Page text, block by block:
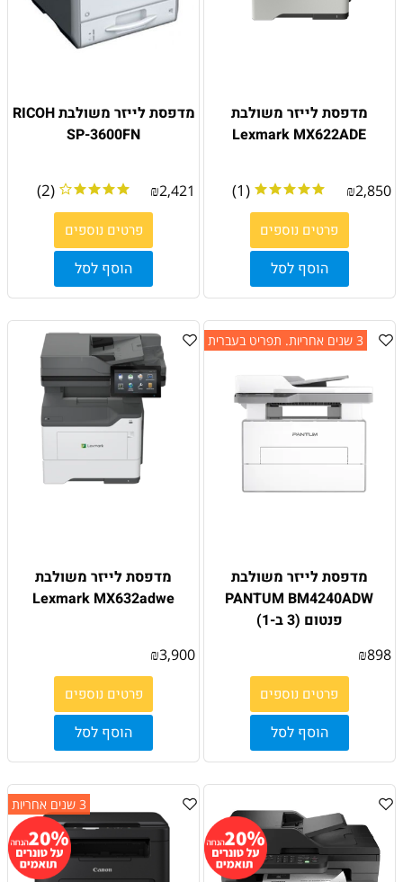
מדפסת לייזר משולבת
Lexmark MX622ADE
₪2,850
(1)
פרטים נוספים
הוסף לסל
מדפסת לייזר משולבת RICOH
SP-3600FN
₪2,421
(2)
פרטים נוספים
הוסף לסל
3 שנים אחריות. תפריט בעברית
מדפסת לייזר משולבת
PANTUM BM4240ADW
פנטום (3 ב-1)
₪898
פרטים נוספים
הוסף לסל
מדפסת לייזר משולבת
Lexmark MX632adwe
₪3,900
פרטים נוספים
הוסף לסל
3 שנים אחריות